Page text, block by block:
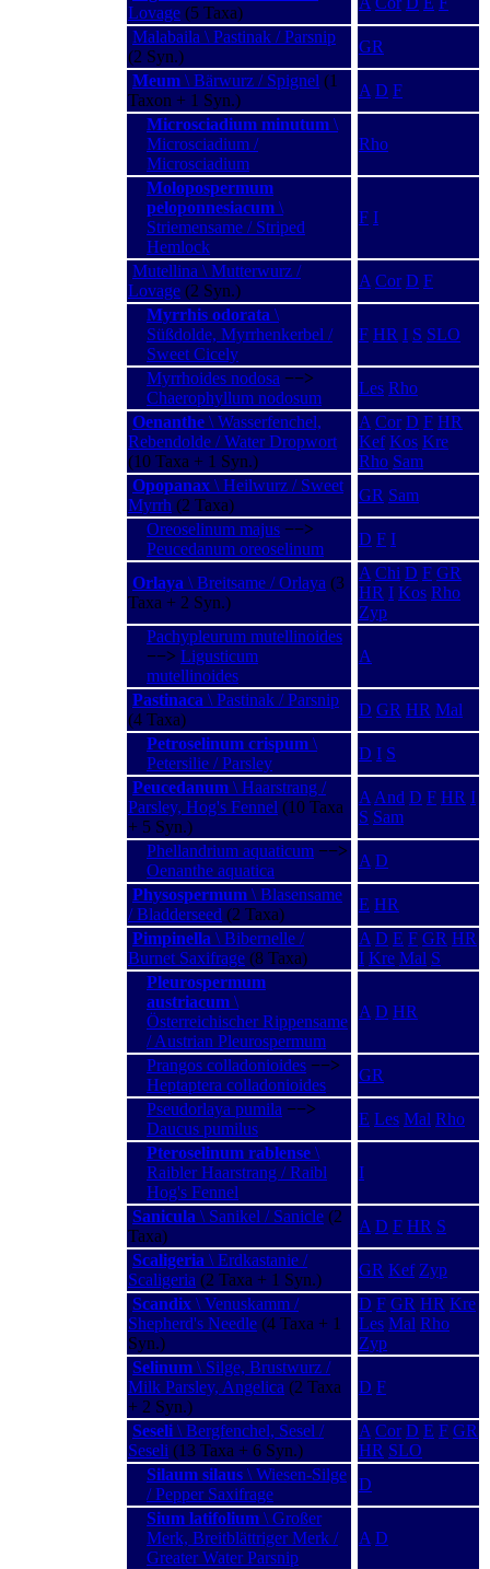
Lovage (5 Taxa)
Malabaila \ Pastinak / Parsnip
(2 Syn.)
GR
Meum \ Bärwurz / Spignel (1
Taxon + 1 Syn.)
A D F
Microsciadium minutum \
Microsciadium /
Microsciadium
Rho
Molopospermum
peloponnesiacum \
Striemensame / Striped
Hemlock
F I
Mutellina \ Mutterwurz /
Lovage (2 Syn.)
A Cor D F
Myrrhis odorata \
Süßdolde, Myrrhenkerbel /
Sweet Cicely
F HR I S SLO
Myrrhoides nodosa −−>
Chaerophyllum nodosum
Les Rho
Oenanthe \ Wasserfenchel,
Rebendolde / Water Dropwort
(10 Taxa + 1 Syn.)
A Cor D F HR
Kef Kos Kre
Rho Sam
Opopanax \ Heilwurz / Sweet
Myrrh (2 Taxa)
GR Sam
Oreoselinum majus −−>
Peucedanum oreoselinum
D F I
Orlaya \ Breitsame / Orlaya (3
Taxa + 2 Syn.)
A Chi D F GR
HR I Kos Rho
Zyp
Pachypleurum mutellinoides
−−> Ligusticum
mutellinoides
A
Pastinaca \ Pastinak / Parsnip
(4 Taxa)
D GR HR Mal
Petroselinum crispum \
Petersilie / Parsley
D I S
Peucedanum \ Haarstrang /
Parsley, Hog's Fennel (10 Taxa
+ 5 Syn.)
A And D F HR I
S Sam
Phellandrium aquaticum −−>
Oenanthe aquatica
A D
Physospermum \ Blasensame
/ Bladderseed (2 Taxa)
E HR
Pimpinella \ Bibernelle /
Burnet Saxifrage (8 Taxa)
A D E F GR HR
I Kre Mal S
Pleurospermum
austriacum \
Österreichischer Rippensame
/ Austrian Pleurospermum
A D HR
Prangos colladonioides −−>
Heptaptera colladonioides
GR
Pseudorlaya pumila −−>
Daucus pumilus
E Les Mal Rho
Pteroselinum rablense \
Raibler Haarstrang / Raibl
Hog's Fennel
I
Sanicula \ Sanikel / Sanicle (2
Taxa)
A D F HR S
Scaligeria \ Erdkastanie /
Scaligeria (2 Taxa + 1 Syn.)
GR Kef Zyp
Scandix \ Venuskamm /
Shepherd's Needle (4 Taxa + 1
Syn.)
D F GR HR Kre
Les Mal Rho
Zyp
Selinum \ Silge, Brustwurz /
Milk Parsley, Angelica (2 Taxa
+ 2 Syn.)
D F
Seseli \ Bergfenchel, Sesel /
Seseli (13 Taxa + 6 Syn.)
A Cor D E F GR
HR SLO
Silaum silaus \ Wiesen-Silge
/ Pepper Saxifrage
D
Sium latifolium \ Großer
Merk, Breitblättriger Merk /
Greater Water Parsnip
A D